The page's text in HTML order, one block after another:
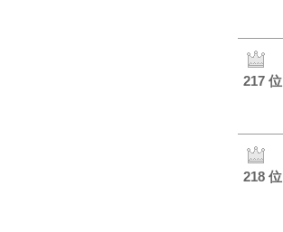
217 位
218 位